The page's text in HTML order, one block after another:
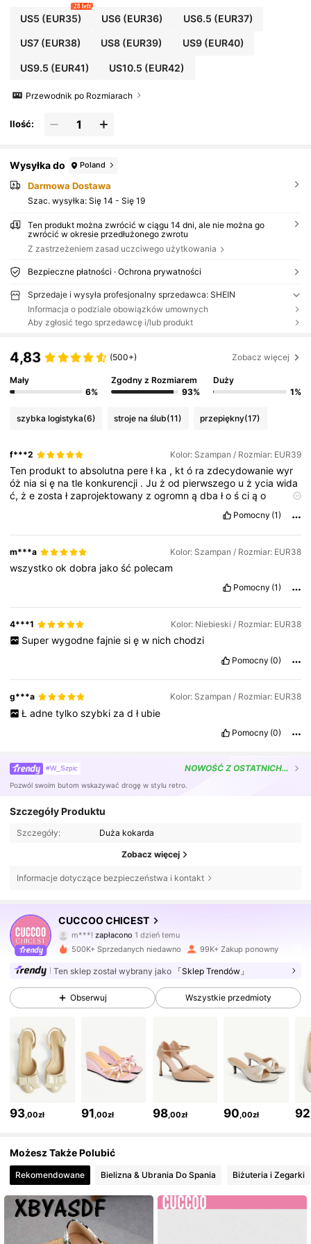
US5 (EUR35)
28 left
US6 (EUR36) US6.5 (EUR37)
US7(EUR38) US8 (EUR39) US9(EUR40)
US9.5 (EUR41) US10.5 (EUR42)
Przewodnik po Rozmiarach
Ilość:
Wysyłka do Poland
Darmowa Dostawa
Szac. wysyłka: Się 14 - Się 19
Ten produkt można zwrócić w ciągu 14 dni, ale nie można go
zwrócić w okresie przedłużonego zwrotu
Z zastrzeżeniem zasad uczciwego użytkowania
Bezpieczne płatności · Ochrona prywatności
Sprzedaje i wysyła profesjonalny sprzedawca: SHEIN
Informacja o podziale obowiązków umownych
Aby zgłosić tego sprzedawcę i/lub produkt
4,83 (500+) Zobacz więcej
Mały
6%
Zgodny z Rozmiarem
93%
Duży
1%
szybka logistyka(6) stroje na ślub(11) przepiękny(17)
f***2 Kolor: Szampan / Rozmiar: EUR39
Ten produkttoabsolutna pereł ka , któ ra zdecydowaniewyr
óż niasię natle konkurencji .Ju żod pierwszego u życiawida
ć, że został zaprojektowany zogromnądbałościąo
najwyższym
poziomie,coprzekładasięnatrwałośćikomfortuż
ytkowania
Pomocny (1)
m***a Kolor: Szampan / Rozmiar: EUR38
wszystkookdobra jakość polecam
Pomocny (1)
4***1 Kolor: Niebieski / Rozmiar: EUR38
Super wygodne fajnie si ę w nich chodzi
Pomocny (0)
g***a Kolor: Szampan / Rozmiar: EUR38
Ł adne tylko szybki za d ł ubie
Pomocny (0)
#W_Szpic NOWOŚĆ Z OSTATNICH 16 DNI
Pozwól swoim butom wskazywać drogę w stylu retro.
Szczegóły Produktu
Szczegóły: Duża kokarda
Zobacz więcej
Informacje dotyczące bezpieczeństwa i kontakt
CUCCOO CHICEST
4,85
437K Obserwujący
m***! zapłacono 1 dzień temu
4,85 437K Obserwujący
437K Obserwujący
4,85 437K Obserwujący
4,85 437K Obserwujący
4,85 437K Obserwujący
500K+ Sprzedanych niedawno 99K+ Zakup ponowny
Ten sklep został wybrany jako 「Sklep Trendów」
Obserwuj Wszystkie przedmioty
93 ,00zł 91 ,00zł 98,00zł 90 ,00zł 92
Możesz Także Polubić
Rekomendowane Bielizna & Ubrania Do Spania Biżuteria i Zegarki